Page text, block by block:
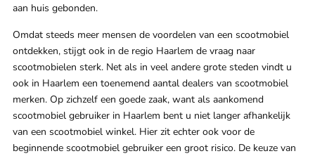
aan huis gebonden.
Omdat steeds meer mensen de voordelen van een scootmobiel
ontdekken, stijgt ook in de regio Haarlem de vraag naar
scootmobielen sterk. Net als in veel andere grote steden vindt u
ook in Haarlem een toenemend aantal dealers van scootmobiel
merken. Op zichzelf een goede zaak, want als aankomend
scootmobiel gebruiker in Haarlem bent u niet langer afhankelijk
van een scootmobiel winkel. Hier zit echter ook voor de
beginnende scootmobiel gebruiker een groot risico. De keuze van